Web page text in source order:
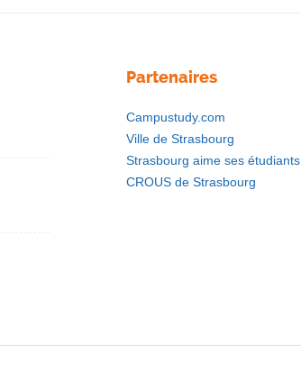
Partenaires
Campustudy.com
Ville de Strasbourg
Strasbourg aime ses étudiants
CROUS de Strasbourg